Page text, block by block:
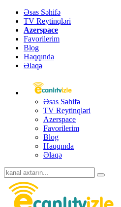
Əsas Səhifə
TV Reytinqləri
Azerspace
Favorilerim
Blog
Haqqında
Əlaqə
Əsas Səhifə
TV Reytinqləri
Azerspace
Favorilerim
Blog
Haqqında
Əlaqə